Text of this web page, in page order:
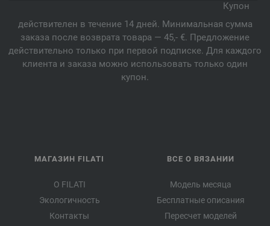
Купон
действителен в течение 14 дней. Минимальная сумма
заказа после возврата товара — 45,- €. Предложение
действительно только при первой подписке. Для каждого
клиента и заказа можно использовать только один
купон.
МАГАЗИН FILATI
О FILATI
Экологичность
Контакты
ВСЕ О ВЯЗАНИИ
Модель месяца
Бесплатные описания
Пересчет моделей